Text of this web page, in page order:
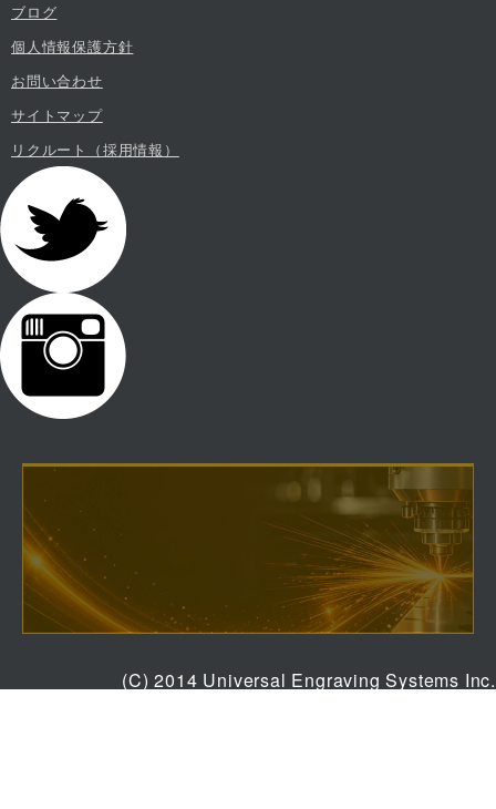
ブログ
個人情報保護方針
お問い合わせ
サイトマップ
リクルート（採用情報）
25年の信頼と技術を、次のステ
(C) 2014 Universal Engraving Systems Inc.